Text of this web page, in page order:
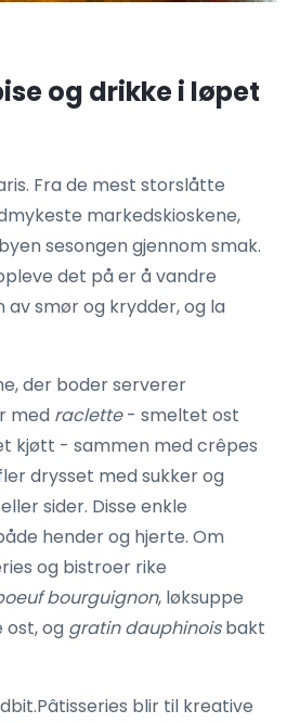
og drikke i løpet
Fra de mest storslåtte
markedskioskene,
sesongen gjennom smak.
det på er å vandre
smør og krydder, og la
der boder serverer
med raclette- smeltet ost
kjøtt - sammen med crêpes
drysset med sukker og
sider. Disse enkle
hender og hjerte. Om
og bistroer rike
bourguignon, løksuppe
og gratin dauphinoisbakt
blir til kreative